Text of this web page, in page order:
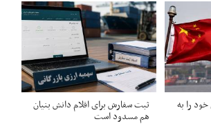
را به ثبت سفارش برای اقلام دانش بنیان
هم مسدود است